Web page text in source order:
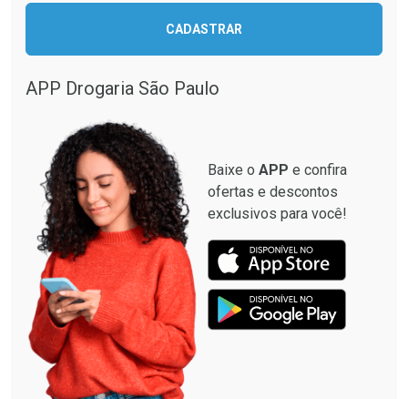
CADASTRAR
APP Drogaria São Paulo
Baixe o APP e confira
ofertas e descontos
exclusivos para você!